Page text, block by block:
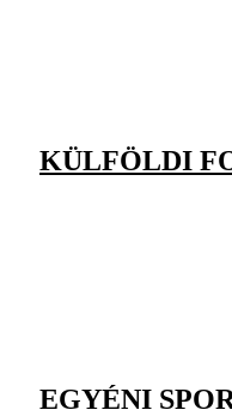
KÜLFÖLDI
EGYÉNI